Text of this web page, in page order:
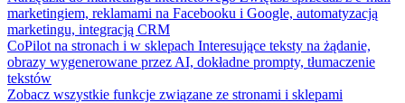
marketingiem, reklamami na Facebooku i Google, automatyzacją
marketingu, integracją CRM
CoPilot na stronach i w sklepach Interesujące teksty na żądanie,
obrazy wygenerowane przez AI, dokładne prompty, tłumaczenie
tekstów
Zobacz wszystkie funkcje związane ze stronami i sklepami